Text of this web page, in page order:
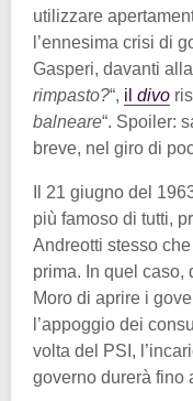
utilizzare
l’ennesima crisi di
Gasperi, davanti
rimpasto?“, il divo
balneare“. Spoiler:
breve, nel giro di
Il 21 giugno del
più famoso di tutti,
Andreotti stesso
prima. In quel caso,
Moro di aprire i
l’appoggio dei
volta del PSI,
governo durerà fino